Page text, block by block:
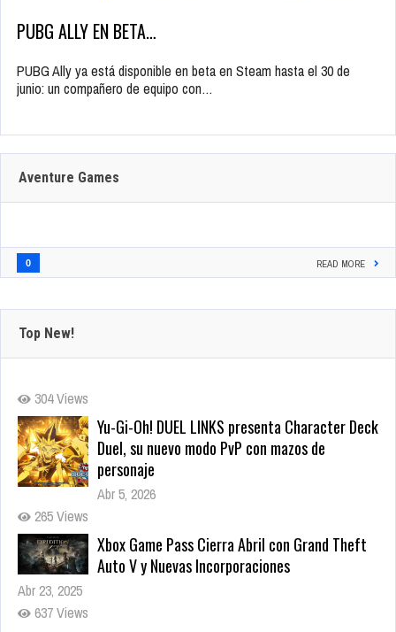
PUBG ALLY EN BETA…
PUBG Ally ya está disponible en beta en Steam hasta el 30 de
junio: un compañero de equipo con…
Aventure Games
0 READ MORE
Top New!
Duel, su nuevo modo PvP con mazos de
personaje
Abr 5, 2026
Auto V y Nuevas Incorporaciones
Abr 23, 2025
637 Views